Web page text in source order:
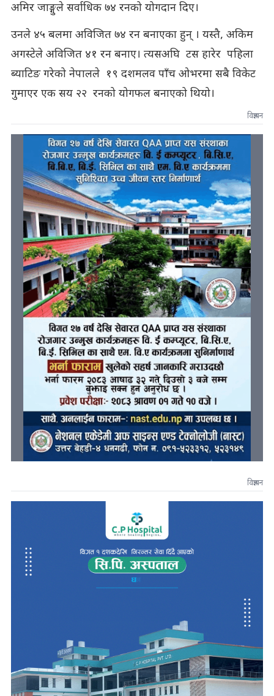
अमिर जाङ्गुले सर्वाधिक ७४ रनको योगदान दिए।
उनले ४५ बलमा अविजित ७४ रन बनाएका हुन् । यस्तै, अकिम
अगस्टेले अविजित ४१ रन बनाए। त्यसअघि टस हारेर पहिला
ब्याटिङ गरेको नेपालले १९ दशमलव पाँच ओभरमा सबै विकेट
गुमाएर एक सय २२ रनको योगफल बनाएको थियो।
विज्ञापन
विज्ञापन